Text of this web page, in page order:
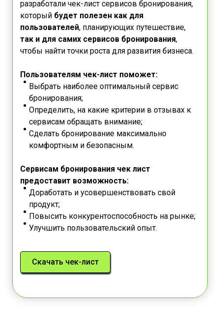
разработали чек-лист сервисов бронирования,
который будет полезен как для
пользователей, планирующих путешествие,
так и для самих сервисов бронирования,
чтобы найти точки роста для развития бизнеса.
Пользователям чек-лист поможет:
Выбрать наиболее оптимальный сервис
бронирования;
Определить, на какие критерии в отзывах к
сервисам обращать внимание;
Сделать бронирование максимально
комфортным и безопасным.
Сервисам бронирования чек лист
предоставит возможность:
Доработать и усовершенствовать свой
продукт;
Повысить конкурентоспособность на рынке;
Улучшить пользовательский опыт.
Скачать чек-лист